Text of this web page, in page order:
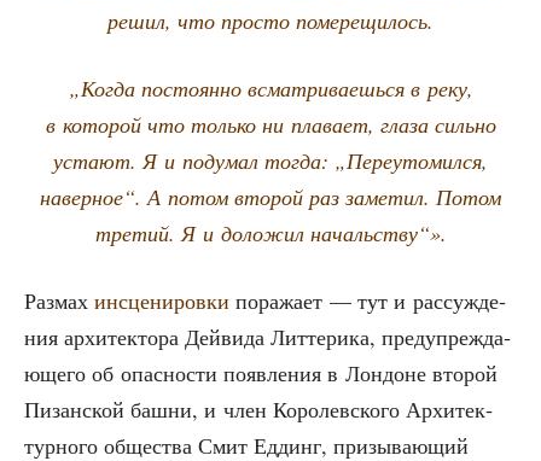
решил, что про­сто померещилось.
„Когда посто­ян­но всмат­ри­ва­ешь­ся в реку,
в кото­рой что толь­ко ни пла­ва­ет, гла­за силь­но
уста­ют. Я и поду­мал тогда: „Пере­уто­мил­ся,
навер­ное“. А потом вто­рой раз заме­тил. Потом
тре­тий. Я и доло­жил начальству“».
Раз­мах инсце­ни­ров­ки пора­жа­ет — тут и рас­суж­де­
ния архи­тек­то­ра Дей­ви­да Лит­те­ри­ка, пре­ду­пре­жда­
ю­ще­го об опас­но­сти появ­ле­ния в Лон­доне вто­рой
Пизан­ской баш­ни, и член Коро­лев­ско­го Архи­тек­
тур­но­го обще­ства Смит Еддинг, при­зы­ва­ю­щий